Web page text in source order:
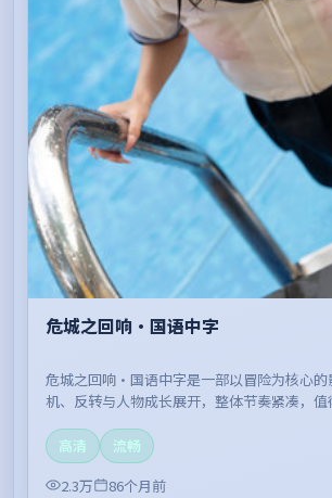
危城之回响·国语中字
危城之回响·国语中字是一部以冒险为核心的
机、反转与人物成长展开，整体节奏紧凑，值
高清
流畅
2.3万
86个月前